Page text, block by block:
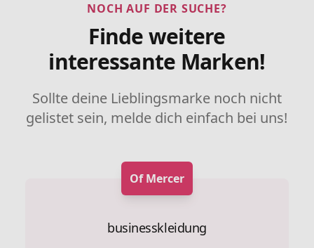
NOCH AUF DER SUCHE?
Finde weitere
interessante Marken!
Sollte deine Lieblingsmarke noch nicht
gelistet sein, melde dich einfach bei uns!
Of Mercer
businesskleidung